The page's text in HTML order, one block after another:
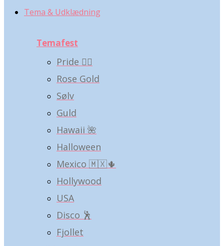
Tema & Udklædning
Temafest
Pride 🏳️‍🌈
Rose Gold
Sølv
Guld
Hawaii 🌺
Halloween
Mexico 🇲🇽🌵
Hollywood
USA
Disco 🕺
Fjollet